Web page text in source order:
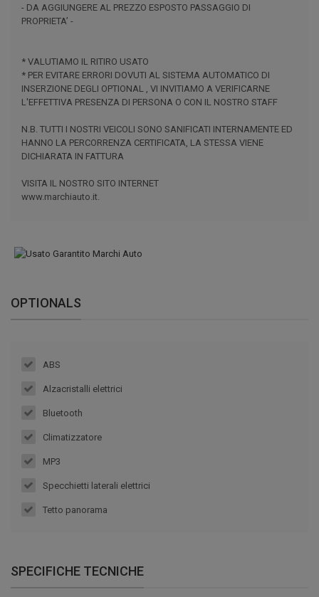
- DA AGGIUNGERE AL PREZZO ESPOSTO PASSAGGIO DI
PROPRIETA’ -
* VALUTIAMO IL RITIRO USATO
* PER EVITARE ERRORI DOVUTI AL SISTEMA AUTOMATICO DI
INSERZIONE DEGLI OPTIONAL , VI INVITIAMO A VERIFICARNE
L'EFFETTIVA PRESENZA DI PERSONA O CON IL NOSTRO STAFF
N.B. TUTTI I NOSTRI VEICOLI SONO SANIFICATI INTERNAMENTE ED
HANNO LA PERCORRENZA CERTIFICATA, LA STESSA VIENE
DICHIARATA IN FATTURA
VISITA IL NOSTRO SITO INTERNET
www.marchiauto.it.
OPTIONALS
ABS
Alzacristalli elettrici
Bluetooth
Climatizzatore
MP3
Specchietti laterali elettrici
Tetto panorama
SPECIFICHE TECNICHE